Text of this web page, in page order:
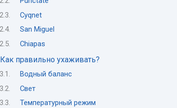
Cyqnet
San Miguel
Chiapas
Как правильно ухаживать?
Водный баланс
Свет
Температурный режим